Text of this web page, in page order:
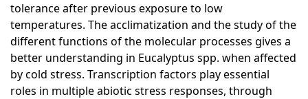
tolerance after previous exposure to low
temperatures. The acclimatization and the study of the
different functions of the molecular processes gives a
better understanding in Eucalyptus spp. when affected
by cold stress. Transcription factors play essential
roles in multiple abiotic stress responses, through